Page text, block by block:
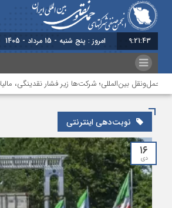
9:21:43 امروز : پنج شنبه - 15 مرداد - 1405
حمل‌ونقل بین‌المللی؛ شرکت‌ها زیر فشار نقدینگی،
نوبت‌دهی اینترنتی
۱۶
دی